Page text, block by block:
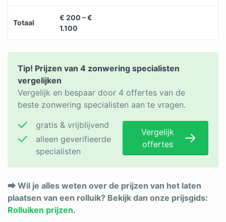
Totaal
€ 200 – €
1.100
Tip! Prijzen van 4 zonwering specialisten
vergelijken
Vergelijk en bespaar door 4 offertes van de
beste zonwering specialisten aan te vragen.
gratis & vrijblijvend
alleen geverifieerde
specialisten
Vergelijk
offertes
⮕ Wil je alles weten over de prijzen van het laten
plaatsen van een rolluik? Bekijk dan onze prijsgids:
Rolluiken prijzen.